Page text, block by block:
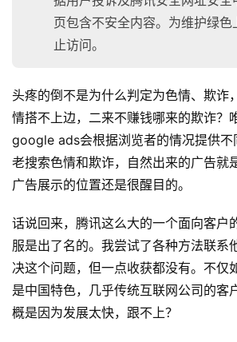
页包含不安全内容。为维护绿
止访问。
头疼的倒不是为什么判定为色情、欺诈
情搭不上边，二来不赚钱哪来的欺诈？
google ads会根据浏览者的情况提供不
老搜索色情和欺诈，自然出来的广告就
广告展示的位置还是很醒目的。
话说回来，腾讯这么大的一个面向客户
服是出了名的。我尝试了各种方法联系
决这个问题，但一点收获都没有。不仅
是中国特色，几乎传统互联网公司的客
概是因为发展太快，跟不上？